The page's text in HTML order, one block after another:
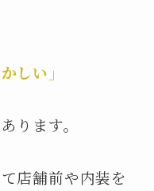
しい」
ります。
店舗前や内装を